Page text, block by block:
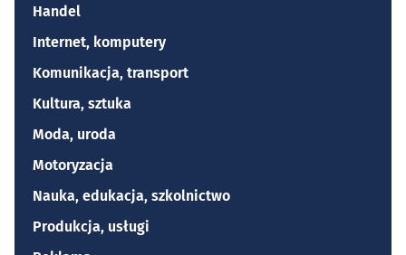
Handel
Internet, komputery
Komunikacja, transport
Kultura, sztuka
Moda, uroda
Motoryzacja
Nauka, edukacja, szkolnictwo
Produkcja, usługi